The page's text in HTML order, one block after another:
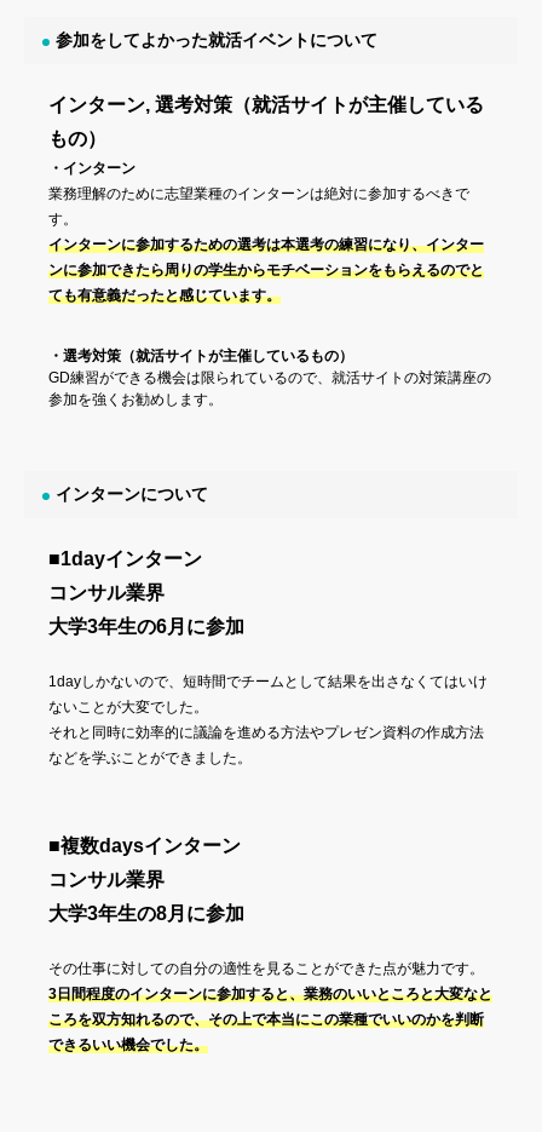
参加をしてよかった就活イベントについて
インターン, 選考対策（就活サイトが主催している
もの）
・インターン
業務理解のために志望業種のインターンは絶対に参加するべきで
す。
インターンに参加するための選考は本選考の練習になり、インター
ンに参加できたら周りの学生からモチベーションをもらえるのでと
ても有意義だったと感じています。
・選考対策（就活サイトが主催しているもの）
GD練習ができる機会は限られているので、就活サイトの対策講座の
参加を強くお勧めします。
インターンについて
■1dayインターン
コンサル業界
大学3年生の6月に参加
1dayしかないので、短時間でチームとして結果を出さなくてはいけ
ないことが大変でした。
それと同時に効率的に議論を進める方法やプレゼン資料の作成方法
などを学ぶことができました。
■複数daysインターン
コンサル業界
大学3年生の8月に参加
その仕事に対しての自分の適性を見ることができた点が魅力です。
3日間程度のインターンに参加すると、業務のいいところと大変なと
ころを双方知れるので、その上で本当にこの業種でいいのかを判断
できるいい機会でした。